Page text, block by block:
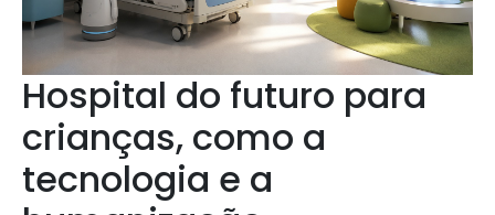
Hospital do futuro para
crianças, como a
tecnologia e a